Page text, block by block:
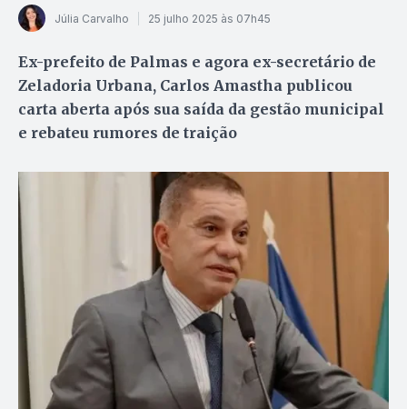
Júlia Carvalho 25 julho 2025 às 07h45
Ex-prefeito de Palmas e agora ex-secretário de
Zeladoria Urbana, Carlos Amastha publicou
carta aberta após sua saída da gestão municipal
e rebateu rumores de traição